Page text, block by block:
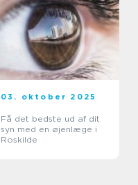
03. oktober 2025
Få det bedste ud af dit
syn med en øjenlæge i
Roskilde